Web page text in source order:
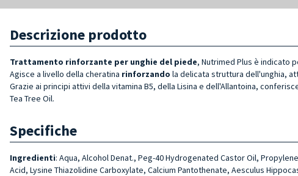
Descrizione prodotto
Trattamento rinforzante per unghie del piede, Nutrimed Plus è indicato
Agisce a livello della cheratina rinforzando la delicata struttura dell'unghia,
Grazie ai principi attivi della vitamina B5, della Lisina e dell'Allantoina,
Tea Tree Oil.
Specifiche
Ingredienti: Aqua, Alcohol Denat., Peg-40 Hydroge­nated Castor Oil,
Acid, Lysine Thiazolidine Carboxylate, Calcium Pantothenate, Aesculus